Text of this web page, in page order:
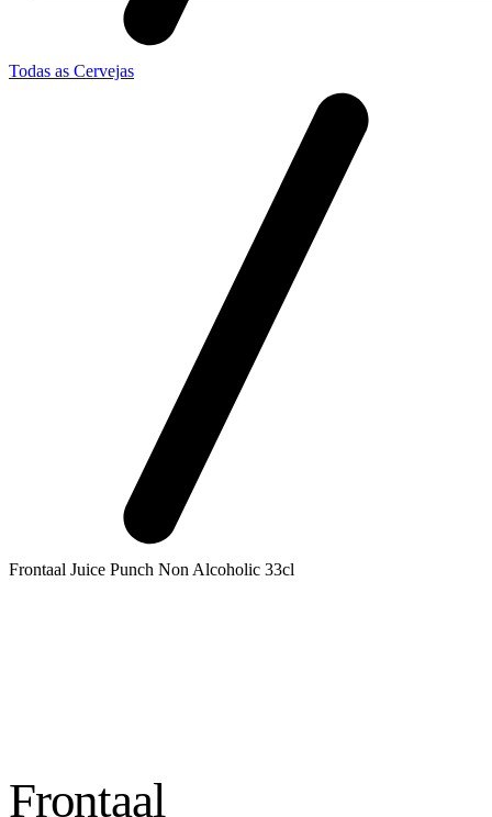
Todas as Cervejas
Frontaal Juice Punch Non Alcoholic 33cl
Frontaal